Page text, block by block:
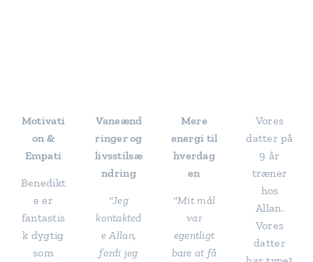
Motivati
on &
Empati
Benedikt
e er
fantastis
k dygtig
som
Vaneænd
ringer og
livsstilsæ
ndring
"Jeg
kontakted
e Allan,
fordi jeg
Mere
energi til
hverdag
en
"Mit mål
var
egentligt
bare at få
Vores
datter på
9 år
træner
hos
Allan.
Vores
datter